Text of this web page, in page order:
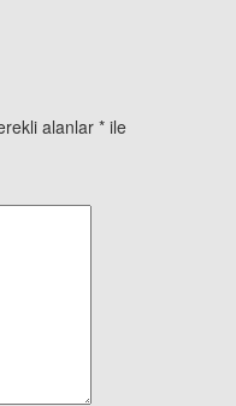
alanlar* ile